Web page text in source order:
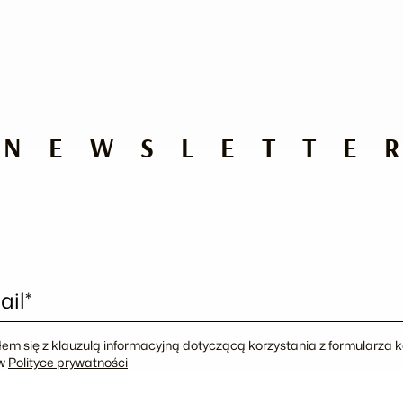
się z klauzulą informacyjną dotyczącą korzystania z formularza
Polityce prywatności